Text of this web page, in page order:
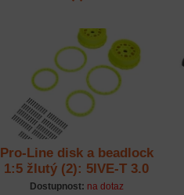
Pro-Line disk a beadlock
1:5 žlutý (2): 5IVE-T 3.0
Dostupnost: na dotaz